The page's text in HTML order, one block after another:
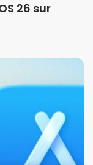
26 sur